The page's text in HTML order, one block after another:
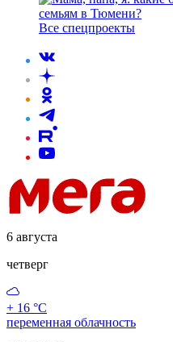
Все спецпроекты
6 августа
четверг
+ 16 °С
переменная облачность